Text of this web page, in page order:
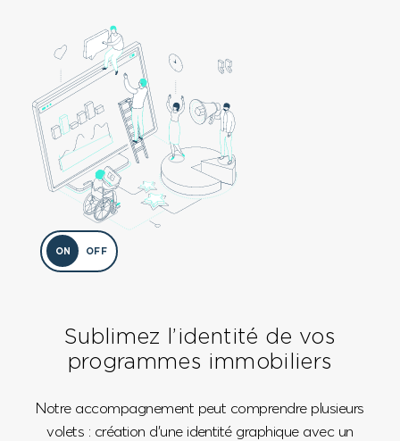
ON OFF
Sublimez l’identité de vos
programmes immobiliers
Notre accompagnement peut comprendre plusieurs
volets : création d’une identité graphique avec un